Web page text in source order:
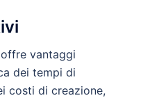
offre vantaggi
dei tempi di
costi di creazione,